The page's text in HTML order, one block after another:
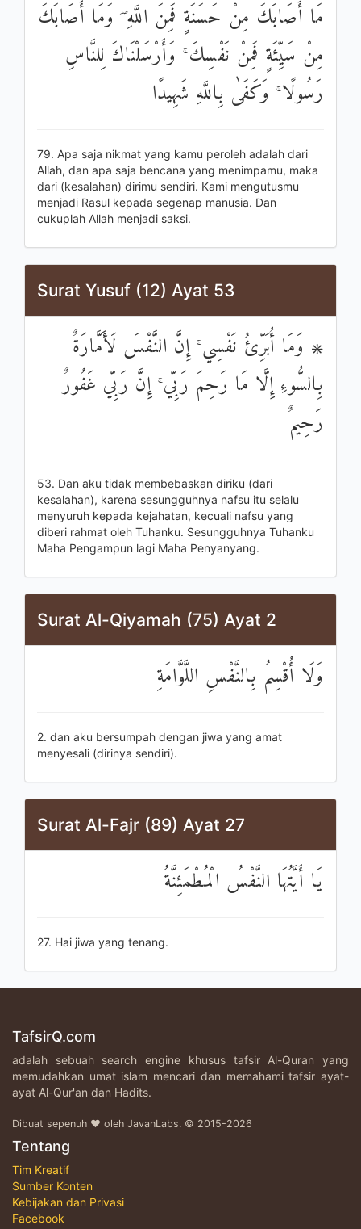
مَا أَصَابَكَ مِنْ حَسَنَةٍ فَمِنَ اللَّهِ ۖ وَمَا أَصَابَكَ
مِنْ سَيِّئَةٍ فَمِنْ نَفْسِكَ ۚ وَأَرْسَلْنَاكَ لِلنَّاسِ
رَسُولًا ۚ وَكَفَىٰ بِاللَّهِ شَهِيدًا
79. Apa saja nikmat yang kamu peroleh adalah dari
Allah, dan apa saja bencana yang menimpamu, maka
dari (kesalahan) dirimu sendiri. Kami mengutusmu
menjadi Rasul kepada segenap manusia. Dan
cukuplah Allah menjadi saksi.
Surat Yusuf (12) Ayat 53
۞ وَمَا أُبَرِّئُ نَفْسِي ۚ إِنَّ النَّفْسَ لَأَمَّارَةٌ
بِالسُّوءِ إِلَّا مَا رَحِمَ رَبِّي ۚ إِنَّ رَبِّي غَفُورٌ
رَحِيمٌ
53. Dan aku tidak membebaskan diriku (dari
kesalahan), karena sesungguhnya nafsu itu selalu
menyuruh kepada kejahatan, kecuali nafsu yang
diberi rahmat oleh Tuhanku. Sesungguhnya Tuhanku
Maha Pengampun lagi Maha Penyanyang.
Surat Al-Qiyamah (75) Ayat 2
وَلَا أُقْسِمُ بِالنَّفْسِ اللَّوَّامَةِ
2. dan aku bersumpah dengan jiwa yang amat
menyesali (dirinya sendiri).
Surat Al-Fajr (89) Ayat 27
يَا أَيَّتُهَا النَّفْسُ الْمُطْمَئِنَّةُ
27. Hai jiwa yang tenang.
TafsirQ.com
adalah sebuah search engine khusus tafsir Al-Quran yang
memudahkan umat islam mencari dan memahami tafsir ayat-
ayat Al-Qur'an dan Hadits.
Dibuat sepenuh ♥ oleh JavanLabs. © 2015-2026
Tentang
Tim Kreatif
Sumber Konten
Kebijakan dan Privasi
Facebook